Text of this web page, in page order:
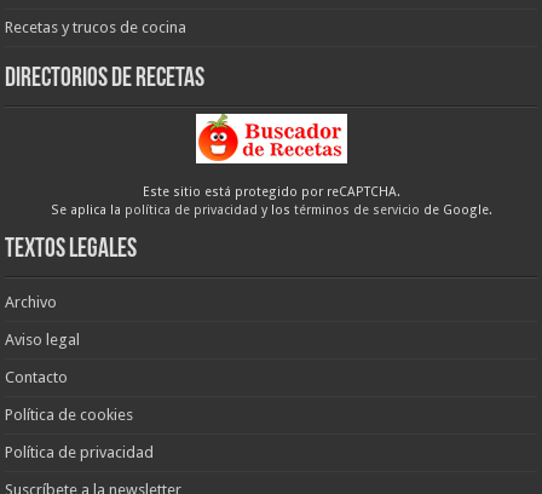
Recetas y trucos de cocina
Directorios de recetas
Este sitio está protegido por reCAPTCHA.
Se aplica la política de privacidad y los términos de servicio de Google.
Textos legales
Archivo
Aviso legal
Contacto
Política de cookies
Política de privacidad
Suscríbete a la newsletter